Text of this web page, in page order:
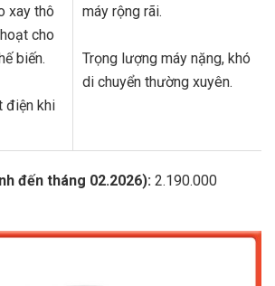
xay thô
cho
biến.
điện khi
máy rộng rãi.
Trọng lượng máy nặng, khó
di chuyển thường xuyên.
đến tháng 02.2026): 2.190.000